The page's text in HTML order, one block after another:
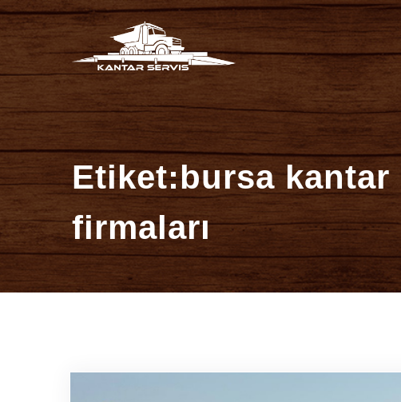
İçeriğe
atla
Kantar Servisi
Etiket:bursa kantar
firmaları